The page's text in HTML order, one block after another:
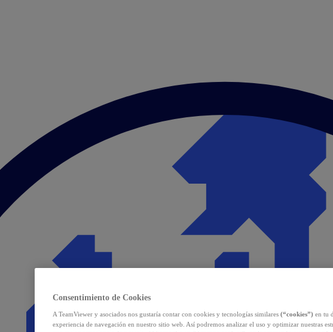
Consentimiento de Cookies
A TeamViewer y asociados nos gustaría contar con cookies y tecnologías similares (“cookies”) en tu
experiencia de navegación en nuestro sitio web. Así podremos analizar el uso y optimizar nuestras